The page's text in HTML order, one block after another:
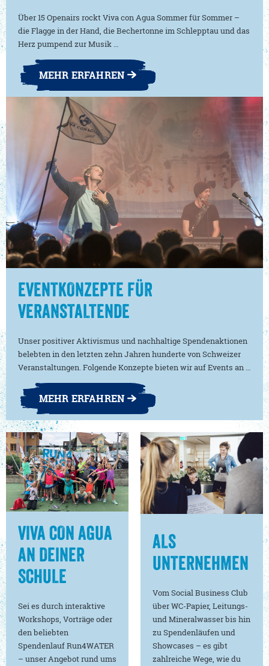
Über 15 Openairs rockt Viva con Agua Sommer für Sommer –
die Flagge in der Hand, die Bechertonne im Schlepptau und das
Herz pumpend zur Musik …
MEHR ERFAHREN
EVENTKONZEPTE FÜR
VERANSTALTENDE
Unser positiver Aktivismus und nachhaltige Spendenaktionen
belebten in den letzten zehn Jahren hunderte von Schweizer
Veranstaltungen. Folgende Konzepte bieten wir auf Events an …
MEHR ERFAHREN
VIVA CON AGUA
AN DEINER
SCHULE
Sei es durch interaktive
Workshops, Vorträge oder
den beliebten
Spendenlauf Run4WATER
– unser Angebot rund ums
ALS
UNTERNEHMEN
Vom Social Business Club
über WC-Papier, Leitungs-
und Mineralwasser bis hin
zu Spendenläufen und
Showcases – es gibt
zahlreiche Wege, wie du